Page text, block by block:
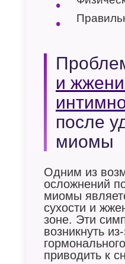
и
после
миомы
Одним из
осложнений
миомы
сухости и
зоне. Эти
возникнуть
приводить к